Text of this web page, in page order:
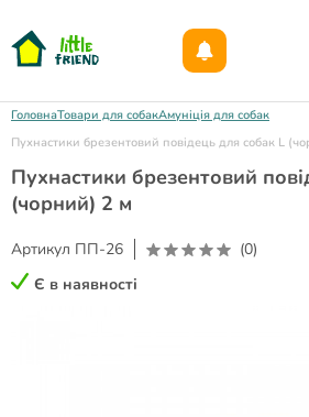
ГоловнаТовари для собакАмуніція для собак
Пухнастики брезентовий повідець для собак L
Пухнастики брезентовий
(чорний) 2 м
Артикул ПП-26
(0)
Є в наявності